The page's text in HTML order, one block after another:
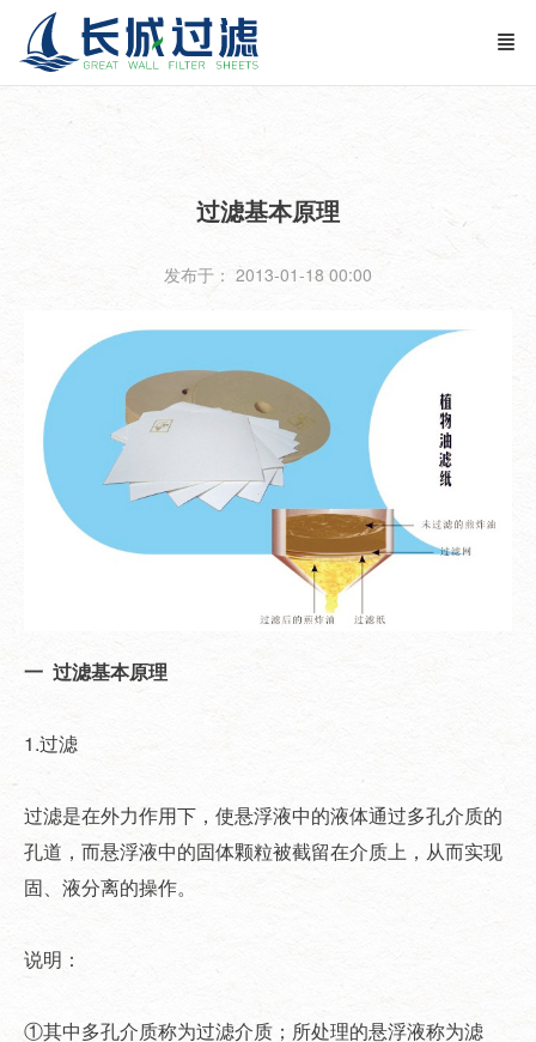
过滤基本原理
发布于： 2013-01-18 00:00
一 过滤基本原理
1.过滤
过滤是在外力作用下，使悬浮液中的液体通过多孔介质的
孔道，而悬浮液中的固体颗粒被截留在介质上，从而实现
固、液分离的操作。
说明：
①其中多孔介质称为过滤介质；所处理的悬浮液称为滤